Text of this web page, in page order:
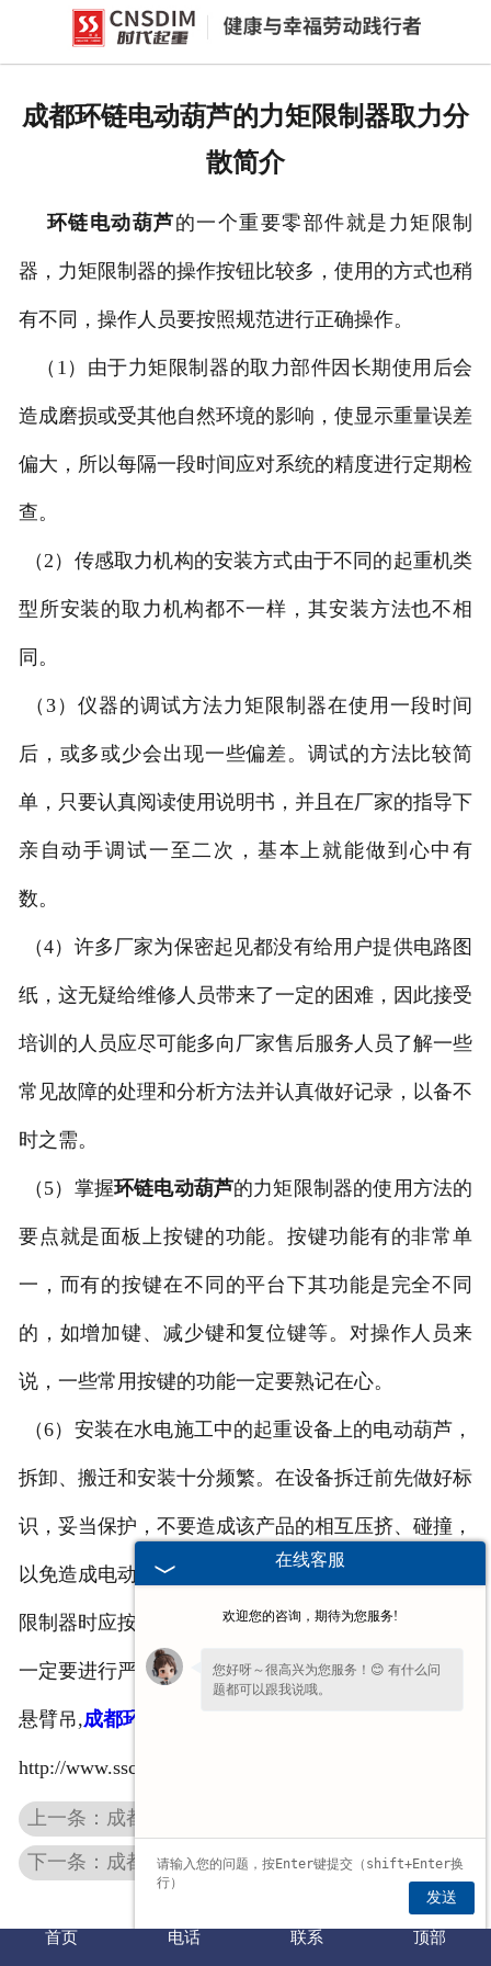
网站首页
企业文化
联系我们
成都环链电动葫芦的力矩限制器取力分
散简介
环链电动葫芦的一个重要零部件就是力矩限制
器，力矩限制器的操作按钮比较多，使用的方式也稍
有不同，操作人员要按照规范进行正确操作。
（ 1 ）由于力矩限制器的取力部件因长期使用后会
造成磨损或受其他自然环境的影响，使显示重量误差
偏大，所以每隔一段时间应对系统的精度进行定期检
查。
（2 ）传感取力机构的安装方式由于不同的起重机类
型所安装的取力机构都不一样，其安装方法也不相
同。
（ 3）仪器的调试方法力矩限制器在使用一段时间
后，或多或少会出现一些偏差。调试的方法比较简
单，只要认真阅读使用说明书，并且在厂家的指导下
亲自动手调试一至二次，基本上就能做到心中有
数。
（4）许多厂家为保密起见都没有给用户提供电路图
纸，这无疑给维修人员带来了一定的困难，因此接受
培训的人员应尽可能多向厂家售后服务人员了解一些
常见故障的处理和分析方法并认真做好记录，以备不
时之需。
（ 5）掌握环链电动葫芦的力矩限制器的使用方法的
要点就是面板上按键的功能。按键功能有的非常单
一，而有的按键在不同的平台下其功能是完全不同
的，如增加键、减少键和复位键等。对操作人员来
说，一些常用按键的功能一定要熟记在心。
（6）安装在水电施工中的起重设备上的电动葫芦，
拆卸、搬迁和安装十分频繁。在设备拆迁前先做好标
识，妥当保护，不要造成该产品的相互压挤、碰撞，
以免造成电动葫芦的损坏。安装 环链电动葫芦
限制器时应按正确方式复原，为了设备的正常运行，
一定要进行严格的调试和标定，保证安全。
悬臂吊,成都环链电动葫芦
http://www.sscrane.cn/
下一条：成都悬臂吊厂家介绍为什么雾天不能进行高空作业
首页 电话 联系 顶部
在线客服
欢迎您的咨询，期待为您服务!
您好呀～很高兴为您服务！😊 有什么问
题都可以跟我说哦。
发送